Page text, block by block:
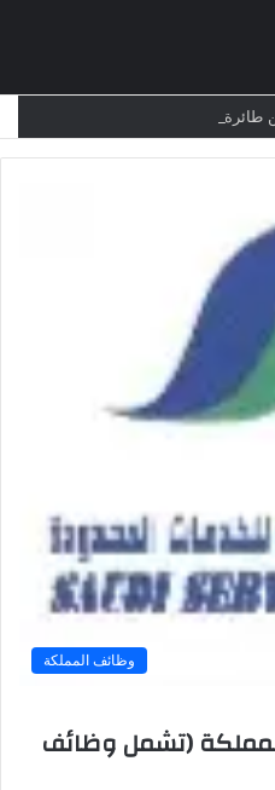
وظائف المملكة
(تشمل وظائف